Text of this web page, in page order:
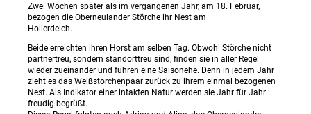
Zwei Wochen später als im vergangenen Jahr, am 18. Februar,
bezogen die Oberneulander Störche ihr Nest am
Hollerdeich.
Beide erreichten ihren Horst am selben Tag. Obwohl Störche nicht
partnertreu, sondern standorttreu sind, finden sie in aller Regel
wieder zueinander und führen eine Saisonehe. Denn in jedem Jahr
zieht es das Weißstorchenpaar zurück zu ihrem einmal bezogenen
Nest. Als Indikator einer intakten Natur werden sie Jahr für Jahr
freudig begrüßt.